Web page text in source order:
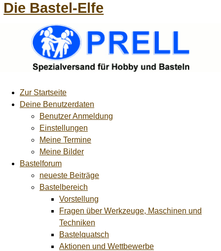
Die Bastel-Elfe
Zur Startseite
Deine Benutzerdaten
Benutzer Anmeldung
Einstellungen
Meine Termine
Meine Bilder
Bastelforum
neueste Beiträge
Bastelbereich
Vorstellung
Fragen über Werkzeuge, Maschinen und
Techniken
Bastelquatsch
Aktionen und Wettbewerbe